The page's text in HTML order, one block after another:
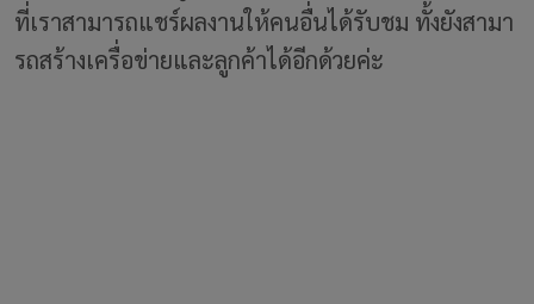
ที่เราสามารถแชร์ผลงานให้คนอื่นได้รับชม ทั้งยังสามา
รถสร้างเครื่อข่ายและลูกค้าได้อีกด้วยค่ะ